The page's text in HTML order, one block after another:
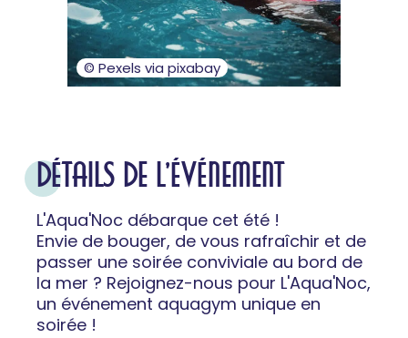
© Pexels via pixabay
DÉTAILS DE L'ÉVÉNEMENT
L'Aqua'Noc débarque cet été !
Envie de bouger, de vous rafraîchir et de
passer une soirée conviviale au bord de
la mer ? Rejoignez-nous pour L'Aqua'Noc,
un événement aquagym unique en
soirée !